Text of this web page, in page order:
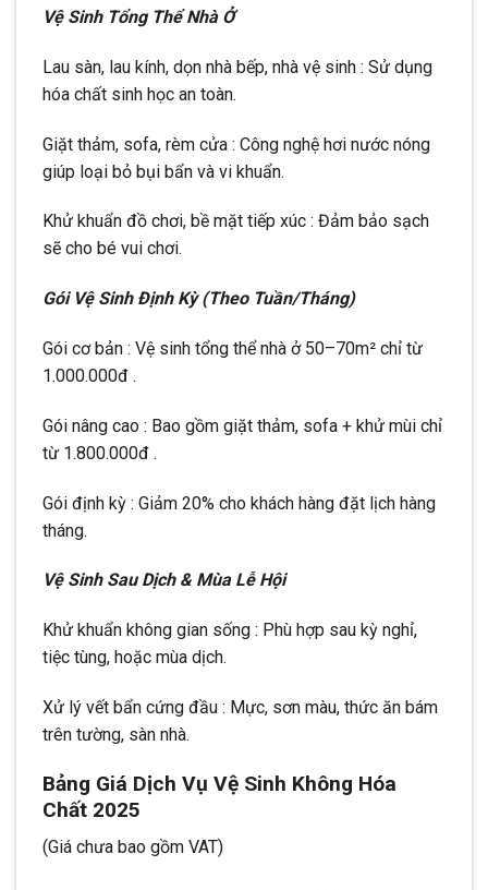
Vệ Sinh Tổng Thể Nhà Ở
Lau sàn, lau kính, dọn nhà bếp, nhà vệ sinh : Sử dụng
hóa chất sinh học an toàn.
Giặt thảm, sofa, rèm cửa : Công nghệ hơi nước nóng
giúp loại bỏ bụi bẩn và vi khuẩn.
Khử khuẩn đồ chơi, bề mặt tiếp xúc : Đảm bảo sạch
sẽ cho bé vui chơi.
Gói Vệ Sinh Định Kỳ (Theo Tuần/Tháng)
Gói cơ bản : Vệ sinh tổng thể nhà ở 50–70m² chỉ từ
1.000.000đ .
Gói nâng cao : Bao gồm giặt thảm, sofa + khử mùi chỉ
từ 1.800.000đ .
Gói định kỳ : Giảm 20% cho khách hàng đặt lịch hàng
tháng.
Vệ Sinh Sau Dịch & Mùa Lễ Hội
Khử khuẩn không gian sống : Phù hợp sau kỳ nghỉ,
tiệc tùng, hoặc mùa dịch.
Xử lý vết bẩn cứng đầu : Mực, sơn màu, thức ăn bám
trên tường, sàn nhà.
Bảng Giá Dịch Vụ Vệ Sinh Không Hóa
Chất 2025
(Giá chưa bao gồm VAT)